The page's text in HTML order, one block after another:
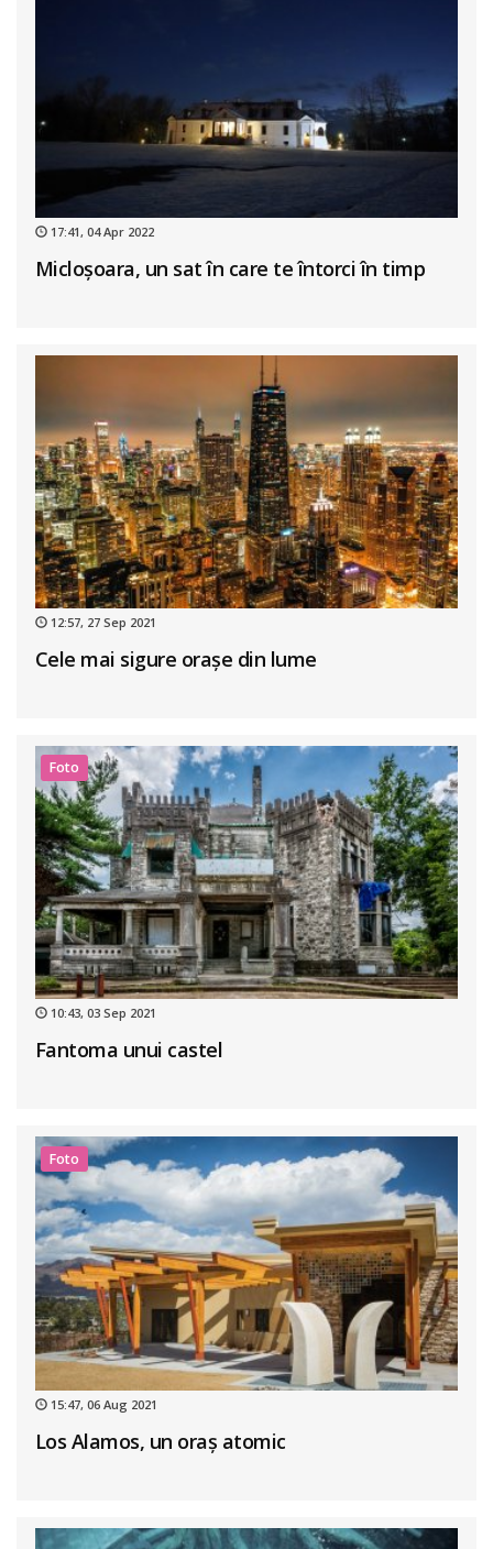
17:41, 04 Apr 2022
Micloșoara, un sat în care te întorci în timp
12:57, 27 Sep 2021
Cele mai sigure oraşe din lume
Foto
10:43, 03 Sep 2021
Fantoma unui castel
Foto
15:47, 06 Aug 2021
Los Alamos, un oraș atomic